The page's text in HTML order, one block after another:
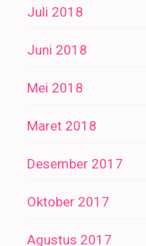
Juli 2018
Juni 2018
Mei 2018
Maret 2018
Desember 2017
Oktober 2017
Agustus 2017